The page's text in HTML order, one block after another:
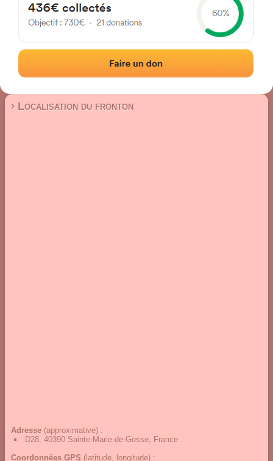
Fronton place libre
Localisation|Photos|Commentaires et avis
› Localisation du fronton
Adresse (approximative) :
D28, 40390 Sainte-Marie-de-Gosse, France
Coordonnées GPS (latitude, longitude) :